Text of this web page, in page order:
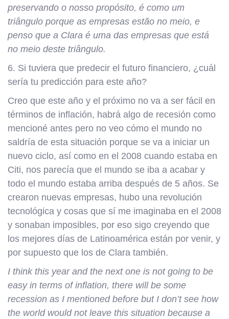
preservando o nosso propósito, é como um
triângulo porque as empresas estão no meio, e
penso que a Clara é uma das empresas que está
no meio deste triângulo.
6. Si tuviera que predecir el futuro financiero, ¿cuál
sería tu predicción para este año?
Creo que este año y el próximo no va a ser fácil en
términos de inflación, habrá algo de recesión como
mencioné antes pero no veo cómo el mundo no
saldría de esta situación porque se va a iniciar un
nuevo ciclo, así como en el 2008 cuando estaba en
Citi, nos parecía que el mundo se iba a acabar y
todo el mundo estaba arriba después de 5 años. Se
crearon nuevas empresas, hubo una revolución
tecnológica y cosas que sí me imaginaba en el 2008
y sonaban imposibles, por eso sigo creyendo que
los mejores días de Latinoamérica están por venir, y
por supuesto que los de Clara también.
I think this year and the next one is not going to be
easy in terms of inflation, there will be some
recession as I mentioned before but I don’t see how
the world would not leave this situation because a